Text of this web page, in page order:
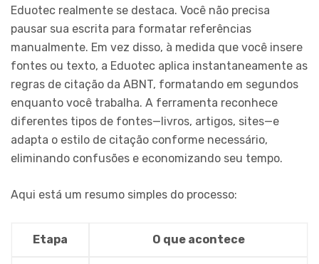
Eduotec realmente se destaca. Você não precisa
pausar sua escrita para formatar referências
manualmente. Em vez disso, à medida que você insere
fontes ou texto, a Eduotec aplica instantaneamente as
regras de citação da ABNT, formatando em segundos
enquanto você trabalha. A ferramenta reconhece
diferentes tipos de fontes—livros, artigos, sites—e
adapta o estilo de citação conforme necessário,
eliminando confusões e economizando seu tempo.
Aqui está um resumo simples do processo:
Etapa O que acontece